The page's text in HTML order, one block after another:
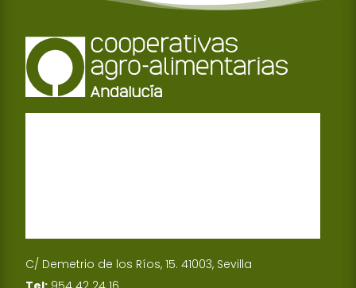
C/ Demetrio de los Ríos, 15. 41003, Sevilla